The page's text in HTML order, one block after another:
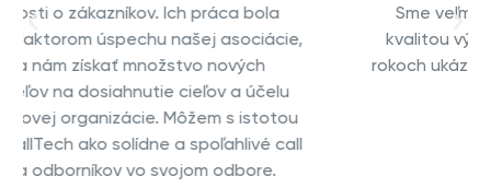
Sme veľmi spokojní s flexibilitou CallTech a
kvalitou výsledkov. CallTech sa v posledných
rokoch ukázal byť dôveryhodným partnerom pre
medzinárodný výskum.